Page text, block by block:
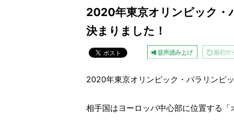
2020年東京オリンピック・
決まりました！
2020年東京オリンピック・パラリンピ
相手国はヨーロッパ中心部に位置する「